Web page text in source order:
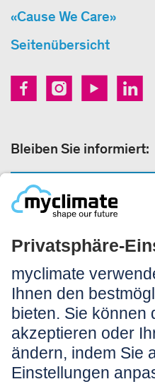
«Cause We Care»
Seitenübersicht
Bleiben Sie informiert:
Rechtliches:
Impressum
Nutzungshinweis
AGB
Datenschutz